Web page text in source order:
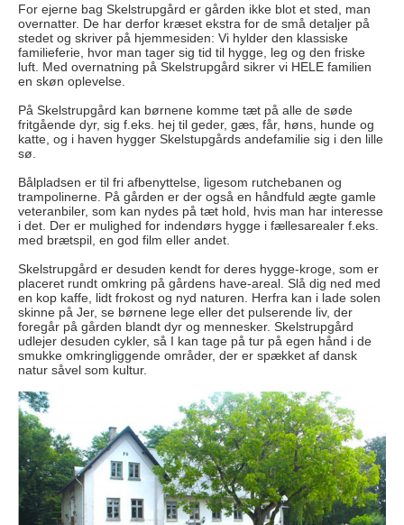
For ejerne bag Skelstrupgård er gården ikke blot et sted, man
overnatter. De har derfor kræset ekstra for de små detaljer på
stedet og skriver på hjemmesiden: Vi hylder den klassiske
familieferie, hvor man tager sig tid til hygge, leg og den friske
luft. Med overnatning på Skelstrupgård sikrer vi HELE familien
en skøn oplevelse.
På Skelstrupgård kan børnene komme tæt på alle de søde
fritgående dyr, sig f.eks. hej til geder, gæs, får, høns, hunde og
katte, og i haven hygger Skelstupgårds andefamilie sig i den lille
sø.
Bålpladsen er til fri afbenyttelse, ligesom rutchebanen og
trampolinerne. På gården er der også en håndfuld ægte gamle
veteranbiler, som kan nydes på tæt hold, hvis man har interesse
i det. Der er mulighed for indendørs hygge i fællesarealer f.eks.
med brætspil, en god film eller andet.
Skelstrupgård er desuden kendt for deres hygge-kroge, som er
placeret rundt omkring på gårdens have-areal. Slå dig ned med
en kop kaffe, lidt frokost og nyd naturen. Herfra kan i lade solen
skinne på Jer, se børnene lege eller det pulserende liv, der
foregår på gården blandt dyr og mennesker. Skelstrupgård
udlejer desuden cykler, så I kan tage på tur på egen hånd i de
smukke omkringliggende områder, der er spækket af dansk
natur såvel som kultur.